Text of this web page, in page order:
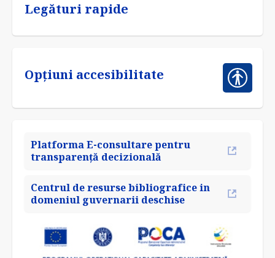
Legături rapide
Opțiuni accesibilitate
Platforma E-consultare pentru
transparență decizională
Centrul de resurse bibliografice in
domeniul guvernarii deschise